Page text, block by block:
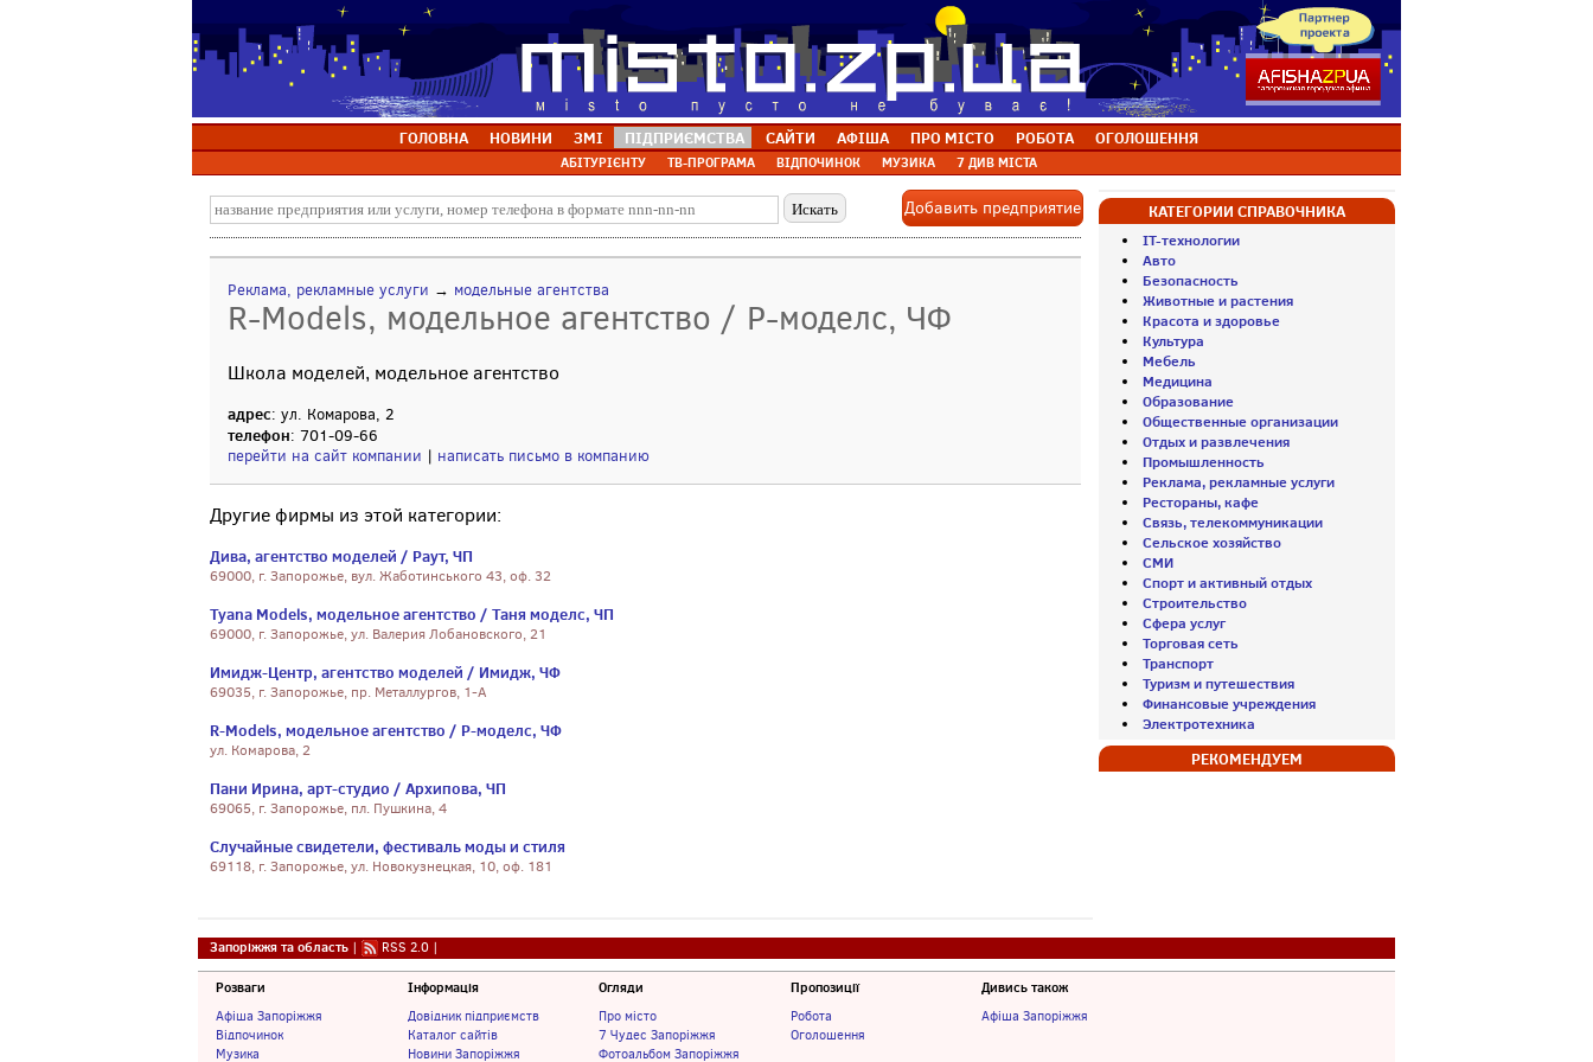
ГОЛОВНА НОВИНИ ЗМІ ПІДПРИЄМСТВА САЙТИ АФІША ПРО МІСТО РОБОТА ОГОЛОШЕННЯ
АБІТУРІЄНТУ ТВ-ПРОГРАМА ВІДПОЧИНОК МУЗИКА 7 ДИВ МІСТА
Добавить предприятие
Реклама, рекламные услуги → модельные агентства
R-Models, модельное агентство / Р-моделс, ЧФ
Школа моделей, модельное агентство
адрес: ул. Комарова, 2
телефон: 701-09-66
перейти на сайт компании | написать письмо в компанию
Другие фирмы из этой категории:
Дива, агентство моделей / Раут, ЧП
69000, г. Запорожье, вул. Жаботинського 43, оф. 32
Tyana Models, модельное агентство / Таня моделс, ЧП
69000, г. Запорожье, ул. Валерия Лобановского, 21
Имидж-Центр, агентство моделей / Имидж, ЧФ
69035, г. Запорожье, пр. Металлургов, 1-А
R-Models, модельное агентство / Р-моделс, ЧФ
ул. Комарова, 2
Пани Ирина, арт-студио / Архипова, ЧП
69065, г. Запорожье, пл. Пушкина, 4
Случайные свидетели, фестиваль моды и стиля
69118, г. Запорожье, ул. Новокузнецкая, 10, оф. 181
КАТЕГОРИИ СПРАВОЧНИКА
IT-технологии
Авто
Безопасность
Животные и растения
Красота и здоровье
Культура
Мебель
Медицина
Образование
Общественные организации
Отдых и развлечения
Промышленность
Реклама, рекламные услуги
Рестораны, кафе
Связь, телекоммуникации
Сельское хозяйство
СМИ
Спорт и активный отдых
Строительство
Сфера услуг
Торговая сеть
Транспорт
Туризм и путешествия
Финансовые учреждения
Электротехника
РЕКОМЕНДУЕМ
Запоріжжя та область | RSS 2.0 |
Розваги
Афіша Запоріжжя
Відпочинок
Музика
Інформація
Довідник підприємств
Каталог сайтів
Новини Запоріжжя
Огляди
Про місто
7 Чудес Запоріжжя
Фотоальбом Запоріжжя
Пропозиції
Робота
Оголошення
Дивись також
Афіша Запоріжжя